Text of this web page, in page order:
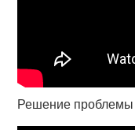
Решение проблемы